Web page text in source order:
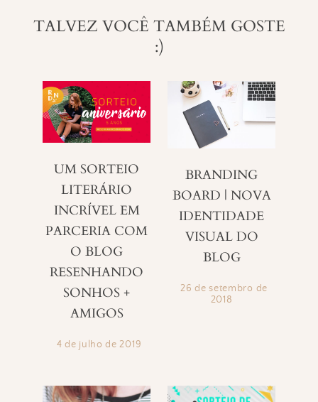
TALVEZ VOCÊ TAMBÉM GOSTE
:)
UM SORTEIO
LITERÁRIO
INCRÍVEL EM
PARCERIA COM
O BLOG
RESENHANDO
SONHOS +
AMIGOS
4 de julho de 2019
BRANDING
BOARD | NOVA
IDENTIDADE
VISUAL DO
BLOG
26 de setembro de
2018